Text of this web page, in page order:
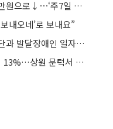
상상인證 “CJ대한통운, 목표가 15만원으로↓⋯‘주7일 배송’ 점유율 확대는 긍정적”
내오네’로 보내요”
CJ대한통운, 우리금융·밀알복지재단과 발달장애인 일자리 창출 지원
美 클래리티 법안 연내 통과 가능성 13%…상원 문턱서 제동